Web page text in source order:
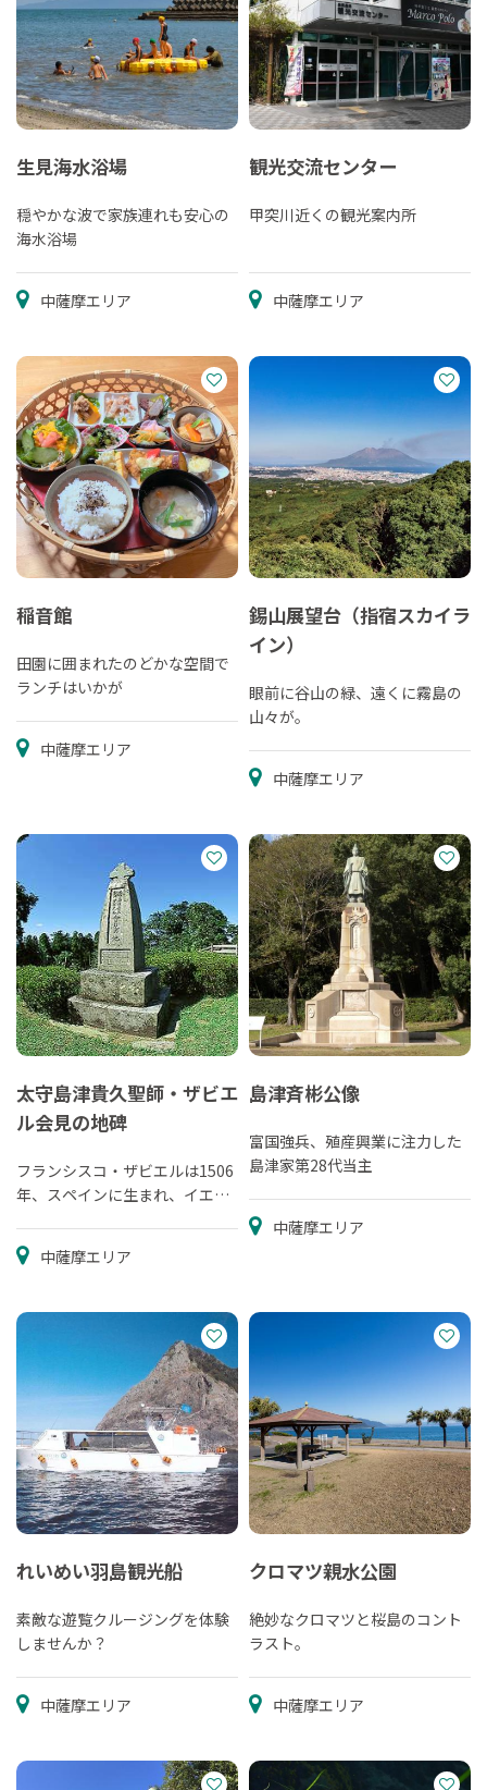
生見海水浴場
穏やかな波で家族連れも安心の
海水浴場
中薩摩エリア
観光交流センター
甲突川近くの観光案内所
中薩摩エリア
稲音館
田園に囲まれたのどかな空間で
ランチはいかが
中薩摩エリア
錫山展望台（指宿スカイラ
イン）
眼前に谷山の緑、遠くに霧島の
山々が。
中薩摩エリア
太守島津貴久聖師・ザビエ
ル会見の地碑
フランシスコ・ザビエルは1506
年、スペインに生まれ、イエズ
東洋の伝道に...
中薩摩エリア
島津斉彬公像
富国強兵、殖産興業に注力した
島津家第28代当主
中薩摩エリア
れいめい羽島観光船
素敵な遊覧クルージングを体験
しませんか？
中薩摩エリア
クロマツ親水公園
絶妙なクロマツと桜島のコント
ラスト。
中薩摩エリア